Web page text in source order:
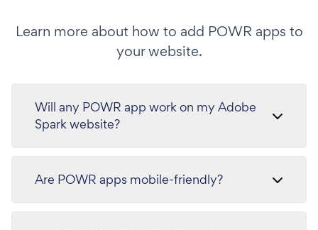
Learn more about how to add POWR apps to
your website.
Will any POWR app work on my Adobe
Spark website?
Are POWR apps mobile-friendly?